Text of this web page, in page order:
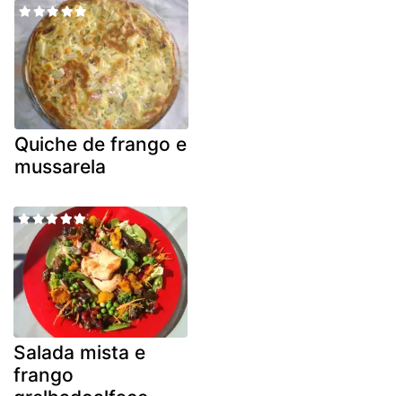
Quiche de frango e
mussarela
Salada mista e
frango